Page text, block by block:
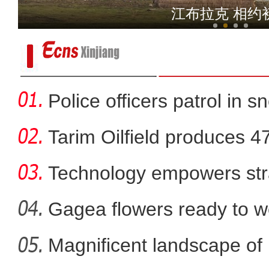
新疆兵团曲子戏：老
《游在新疆、吃住在兵团》
江布拉克 相约
Police officers patrol in
Tarim Oilfield produces
Technology empowers
Xi
Gagea flowers ready to
Nal
Magnificent landscape